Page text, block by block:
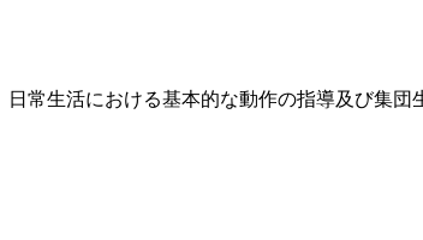
常生活における基本的な動作の指導及び集団